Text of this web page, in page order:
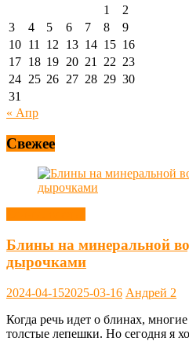
1
2
3
4 5 6 7 8
9
10 11 12 13 14 15 16
17 18 19 20 21 22 23
24 25 26 27 28 29 30
31
« Апр
Свежее
Блины на минеральной
дырочками
2024-04-152025-03-16 Андрей 2
Когда речь идет о блинах,
толстые лепешки. Но сегодня я